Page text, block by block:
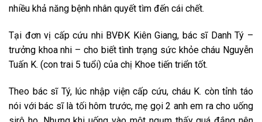
nhiều khả năng bệnh nhân quyết tìm đến cái chết.
Tại đơn vị cấp cứu nhi BVĐK Kiên Giang, bác sĩ Danh Tý –
trưởng khoa nhi – cho biết tình trạng sức khỏe cháu Nguyễn
Tuấn K. (con trai 5 tuổi) của chị Khoe tiến triển tốt.
Theo bác sĩ Tý, lúc nhập viện cấp cứu, cháu K. còn tỉnh táo
nói với bác sĩ là tối hôm trước, mẹ gọi 2 anh em ra cho uống